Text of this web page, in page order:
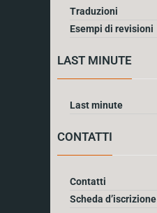
Traduzioni
Esempi di revisioni
LAST MINUTE
Last minute
CONTATTI
Contatti
Scheda d’iscrizione